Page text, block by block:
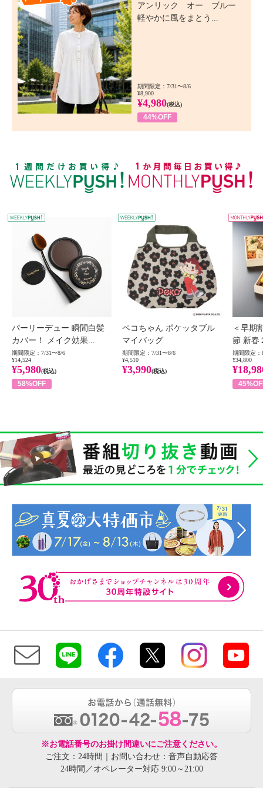
アンリック オー ブルー
軽やかに風をまとう...
期間限定：7/31〜8/6
¥8,900
¥4,980(税込)
44%OFF
WEEKLY PUSH
パーリーデュー 瞬間白髪
カバー！ メイク効果...
期間限定：7/31〜8/6
¥14,524
¥5,980(税込)
58%OFF
ペコちゃん ポケッタブル
マイバッグ
期間限定：7/31〜8/6
¥4,510
¥3,990(税込)
＜早期
節 新春
期間限定：
¥34,800
※お電話番号のお掛け間違いにご注意ください。
ご注文：24時間｜お問い合わせ：音声自動応答
24時間／オペレーター対応 9:00～21:00